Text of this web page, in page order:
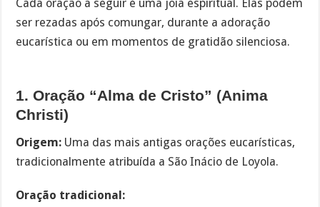
Cada oração a seguir é uma joia espiritual. Elas podem
ser rezadas após comungar, durante a adoração
eucarística ou em momentos de gratidão silenciosa.
1. Oração “Alma de Cristo” (Anima
Christi)
Origem: Uma das mais antigas orações eucarísticas,
tradicionalmente atribuída a São Inácio de Loyola.
Oração tradicional: